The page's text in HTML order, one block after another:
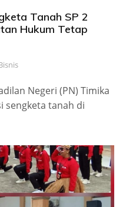
Tanah SP 2
Hukum Tetap
Negeri (PN) Timika
sengketa tanah di